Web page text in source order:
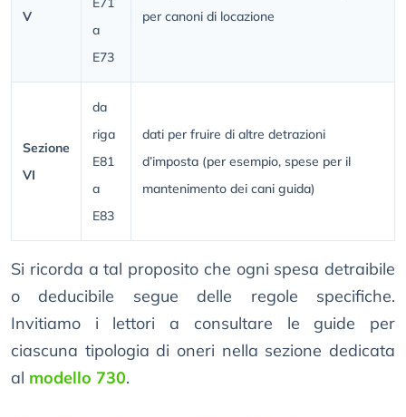
V
a
E73
per canoni di locazione
Sezione
VI
da
riga
E81
a
E83
dati per fruire di altre detrazioni
d’imposta (per esempio, spese per il
mantenimento dei cani guida)
Si ricorda a tal proposito che ogni spesa detraibile
o deducibile segue delle regole specifiche.
Invitiamo i lettori a consultare le guide per
ciascuna tipologia di oneri nella sezione dedicata
al modello 730.